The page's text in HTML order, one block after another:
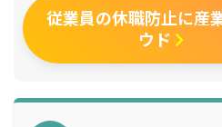
従業員の休職防止に産
ウド